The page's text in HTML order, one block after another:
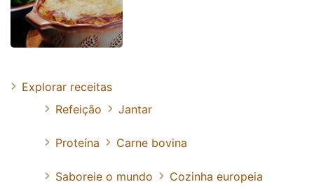
Explorar receitas
Refeição
Jantar
Proteína Carne bovina
Saboreie o mundo
Cozinha europeia